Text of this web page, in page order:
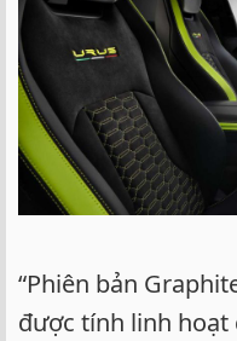
“Phiên bản
được tính linh hoạt